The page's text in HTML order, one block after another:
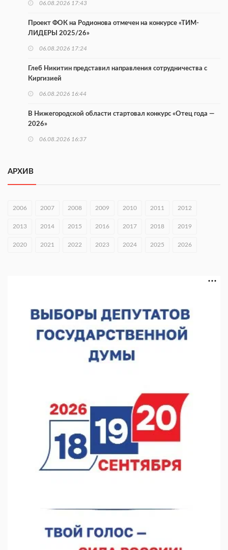
06.08.2026 17:43
Проект ФОК на Родионова отмечен на конкурсе «ТИМ-
ЛИДЕРЫ 2025/26»
06.08.2026 17:24
Глеб Никитин представил направления сотрудничества с
Киргизией
06.08.2026 16:44
В Нижегородской области стартовал конкурс «Отец года —
2026»
06.08.2026 16:37
раза
06.08.2026 15:26
Видели ночь, бежали всю ночь... На Нижневолжской
набережной прошел необычный забег
Нижегородские хирурги выполнили трансоральную
операцию на щитовидной железе
06.08.2026 15:03
Более 30 нижегородцев прошли обучение для соцконтракта
06.08.2026 14:46
АРХИВ
2006 2007 2008 2009 2010 2011 2012
2013 2014 2015 2016 2017 2018 2019
2020 2021 2022 2023 2024 2025 2026